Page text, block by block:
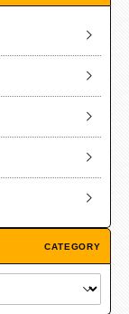
CATEGORY